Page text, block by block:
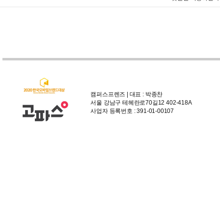
캠퍼스프렌즈 | 대표 : 박종찬
서울 강남구 테헤란로70길12 402-418A
사업자 등록번호 : 391-01-00107